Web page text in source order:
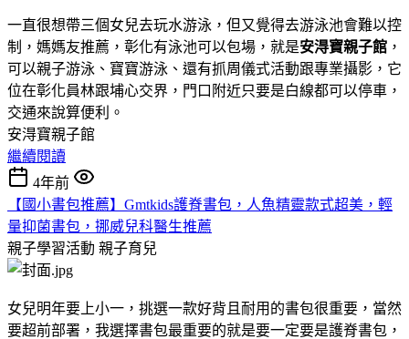
一直很想帶三個女兒去玩水游泳，但又覺得去游泳池會難以控
制，媽媽友推薦，彰化有泳池可以包場，就是安淂寶親子館 ，
可以親子游泳、寶寶游泳、還有抓周儀式活動跟專業攝影，它
位在彰化員林跟埔心交界，門口附近只要是白線都可以停車，
交通來說算便利。
安淂寶親子館
繼續閱讀
4年前
【國小書包推薦】Gmtkids護脊書包，人魚精靈款式超美，輕
量抑菌書包，挪威兒科醫生推薦
親子學習活動 親子育兒
女兒明年要上小一，挑選一款好背且耐用的書包很重要，當然
要超前部署，我選擇書包最重要的就是要一定要是護脊書包，